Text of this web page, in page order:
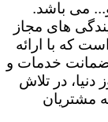
می باشد.
های مجاز
که با ارائه
خدمات و
در تلاش
مشتریان